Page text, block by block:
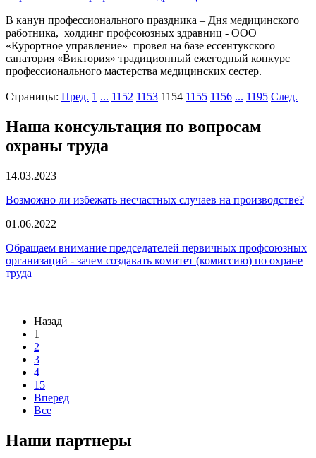
В канун профессионального праздника – Дня медицинского
работника, холдинг профсоюзных здравниц - ООО
«Курортное управление» провел на базе ессентукского
санатория «Виктория» традиционный ежегодный конкурс
профессионального мастерства медицинских сестер.
Страницы: Пред. 1 ... 1152 1153 1154 1155 1156 ... 1195 След.
Наша консультация по вопросам
охраны труда
14.03.2023
Возможно ли избежать несчастных случаев на производстве?
01.06.2022
Обращаем внимание председателей первичных профсоюзных
организаций - зачем создавать комитет (комиссию) по охране
труда
Назад
1
2
3
4
15
Вперед
Все
Наши партнеры